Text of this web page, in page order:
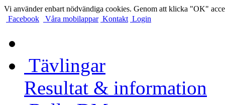
Vi använder enbart nödvändiga cookies. Genom att klicka "OK"
Facebook
Våra mobilappar Kontakt Login
Tävlingar
Resultat & information